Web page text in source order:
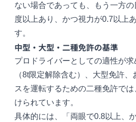
ない場合であっても、もう一方
度以上あり、かつ視力が0.7以上
す。
中型・大型・二種免許の基準
プロドライバーとしての適性が
（8t限定解除含む）、大型免許
スを運転するための二種免許で
けられています。
具体的には、「両眼で0.8以上、